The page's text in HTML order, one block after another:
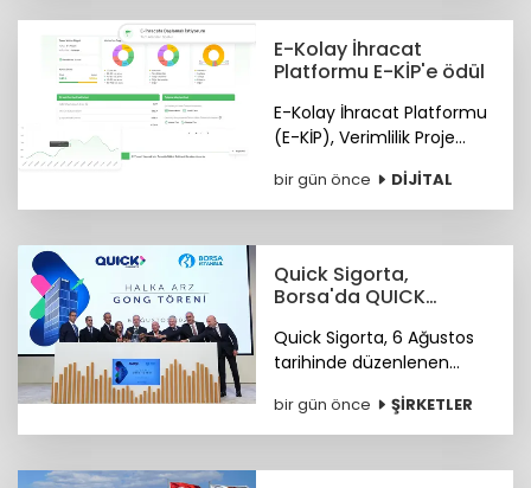
zirvede kapattı.
E-Kolay İhracat
Platformu E-KİP'e ödül
E-Kolay İhracat Platformu
(E-KİP), Verimlilik Proje
Dönüşüm" kategorisinde
birincilik ödülüne layık
bir gün önce DİJİTAL
Quick Sigorta,
Borsa'da QUICK
görmeye başladı
Quick Sigorta, 6 Ağustos
tarihinde düzenlenen
işlem koduyla Borsa
İstanbul’da işlem görmeye
bir gün önce ŞİRKETLER